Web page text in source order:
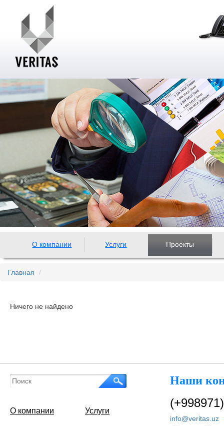
О компании Услуги Проекты
Главная
Ничего не найдено
О компании Услуги
Наши
info@veritas.uz